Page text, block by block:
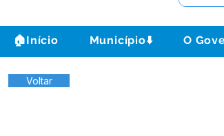
🏠Início Município⬇️ O
Voltar